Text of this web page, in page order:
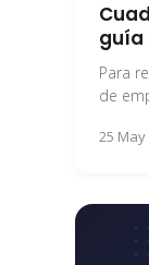
guía
Para
de
25 May